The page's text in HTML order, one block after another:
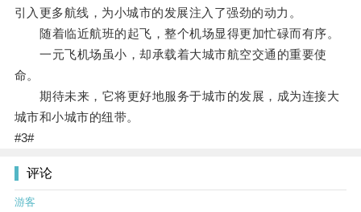
引入更多航线，为小城市的发展注入了强劲的动力。
随着临近航班的起飞，整个机场显得更加忙碌而有序。
一元飞机场虽小，却承载着大城市航空交通的重要使
命。
期待未来，它将更好地服务于城市的发展，成为连接大
城市和小城市的纽带。
#3#
评论
游客